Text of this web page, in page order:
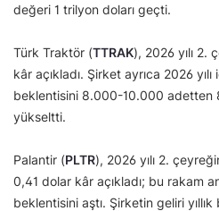
değeri 1 trilyon doları geçti.
Türk Traktör (TTRAK), 2026 yılı 2.
kâr açıkladı. Şirket ayrıca 2026
beklentisini 8.000-10.000
yükseltti.
Palantir (PLTR), 2026 yılı 2.
0,41 dolar kâr açıkladı; bu rakam
beklentisini aştı. Şirketin geliri